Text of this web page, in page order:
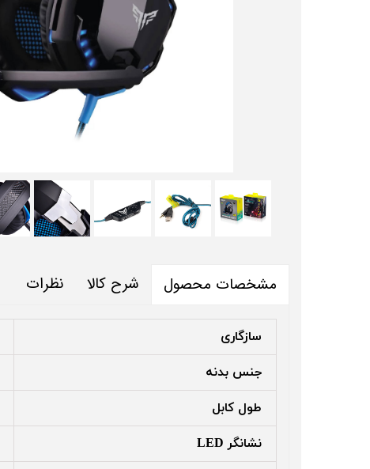
مشخصات محصول شرح کالا نظرات
سازگاری
جنس بدنه
طول کابل
نشانگر LED